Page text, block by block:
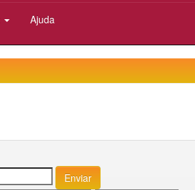
Ajuda